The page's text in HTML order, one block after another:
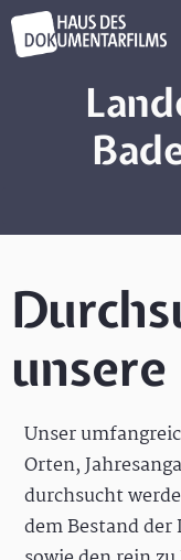
Unser
Orten,
durchsucht
dem Bestand